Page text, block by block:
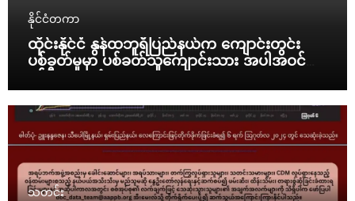
နိုင်ငံတကာ
ထိုင်းနိုင်ငံ နွန်ထဘူရီပြည်နယ်က ကျောင်းတွင်း
ပစ်ခတ်မှုမှာ ပစ်ခတ်သူကျောင်းသား အပါအဝင်
သတင်း